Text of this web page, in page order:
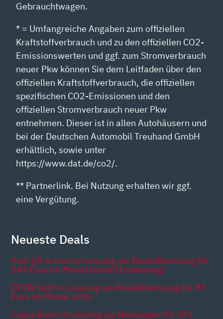
Gebrauchtwagen.
* = Umfangreiche Angaben zum offiziellen
Kraftstoffverbrauch und zu den offiziellen CO2-
Emissionswerten und ggf. zum Stromverbrauch
neuer Pkw können Sie dem Leitfaden über den
offiziellen Kraftstoffverbrauch, die offiziellen
spezifischen CO2-Emissionen und den
offiziellen Stromverbrauch neuer Pkw
entnehmen. Dieser ist in allen Autohäusern und
bei der Deutschen Automobil Treuhand GmbH
erhältlich, sowie unter
https://www.dat.de/co2/.
** Partnerlink. Bei Nutzung erhalten wir ggf.
eine Vergütung.
Neueste Deals
Audi Q4 e-tron im Leasing als Bestellfahrzeug für
549 Euro im Monat brutto [Eroberung]
💥 VW Golf im Leasing als Bestellfahrzeug für 87
Euro im Monat netto
Cupra Born im Leasing als Neuwagen für 342